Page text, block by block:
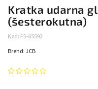
Kratka udarna
(šesterokutna)
Kod: FS-65592
Brend:JCB